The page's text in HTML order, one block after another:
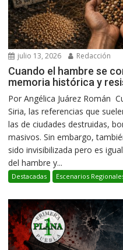
julio 13, 2026 Redacción
Cuando el hambre se
memoria histórica y
Por Angélica Juárez Román
Siria, las referencias que
las de ciudades destruidas,
masivos. Sin embargo,
sido invisibilizada pero es
del hambre y...
Destacadas Escenarios